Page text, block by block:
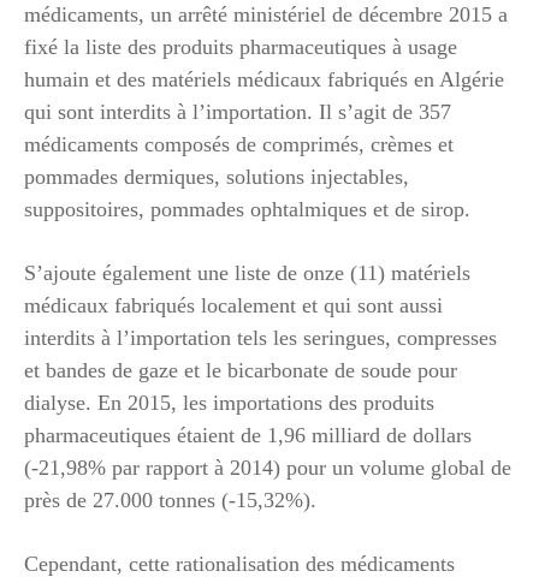
médicaments, un arrêté ministériel de décembre 2015 a
fixé la liste des produits pharmaceutiques à usage
humain et des matériels médicaux fabriqués en Algérie
qui sont interdits à l’importation. Il s’agit de 357
médicaments composés de comprimés, crèmes et
pommades dermiques, solutions injectables,
suppositoires, pommades ophtalmiques et de sirop.
S’ajoute également une liste de onze (11) matériels
médicaux fabriqués localement et qui sont aussi
interdits à l’importation tels les seringues, compresses
et bandes de gaze et le bicarbonate de soude pour
dialyse. En 2015, les importations des produits
pharmaceutiques étaient de 1,96 milliard de dollars
(-21,98% par rapport à 2014) pour un volume global de
près de 27.000 tonnes (-15,32%).
Cependant, cette rationalisation des médicaments